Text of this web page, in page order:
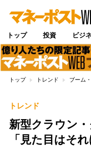
トップ 投資 ビジ
トップ トレンド ブーム
トレンド
新型クラウン
「見た目はそ